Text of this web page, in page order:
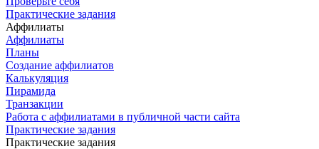
Практические задания
Аффилиаты
Аффилиаты
Планы
Создание аффилиатов
Калькуляция
Пирамида
Транзакции
Работа с аффилиатами в публичной части сайта
Практические задания
Практические задания